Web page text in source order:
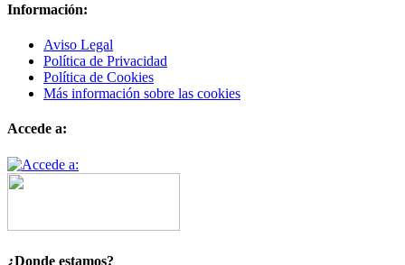
Información:
Aviso Legal
Política de Privacidad
Política de Cookies
Más información sobre las cookies
Accede a:
¿Donde estamos?